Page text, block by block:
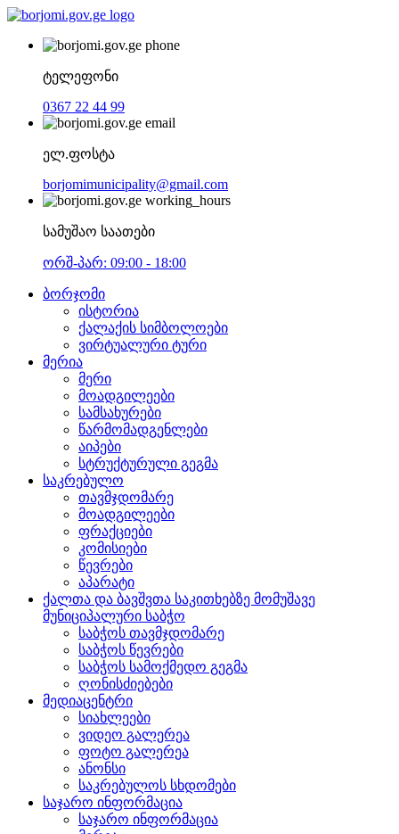
ტელეფონი
0367 22 44 99
ელ.ფოსტა
borjomimunicipality@gmail.com
სამუშაო საათები
ორშ-პარ: 09:00 - 18:00
ბორჯომი
ისტორია
ქალაქის სიმბოლოები
ვირტუალური ტური
მერია
მერი
მოადგილეები
სამსახურები
წარმომადგენლები
აიპები
სტრუქტურული გეგმა
საკრებულო
თავმჯდომარე
მოადგილეები
ფრაქციები
კომისიები
წევრები
აპარატი
ქალთა და ბავშვთა საკითხებზე მომუშავე
მუნიციპალური საბჭო
საბჭოს თავმჯდომარე
საბჭოს წევრები
საბჭოს სამოქმედო გეგმა
ღონისძიებები
მედიაცენტრი
სიახლეები
ვიდეო გალერეა
ფოტო გალერეა
ანონსი
საკრებულოს სხდომები
საჯარო ინფორმაცია
საჯარო ინფორმაცია